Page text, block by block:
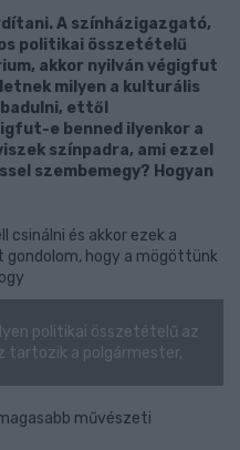
A színházigazgató,
politikai összetételű
akkor nyilván végigfut
milyen a kulturális
ettől
e benned ilyenkor a
színpadra, ami ezzel
szembemegy? Hogyan
csinálni és akkor ezek a
hogy a mögöttünk
politikai összetételű az
tartozik a polgármester,
művészeti